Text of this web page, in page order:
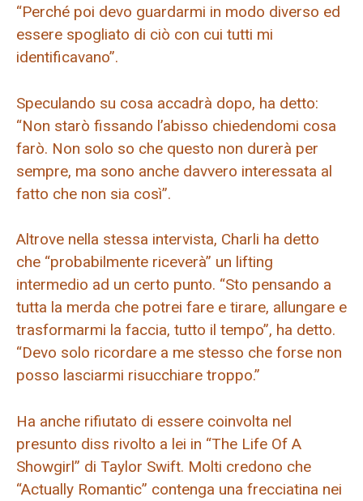
“Perché poi devo guardarmi in modo diverso ed
essere spogliato di ciò con cui tutti mi
identificavano”.
Speculando su cosa accadrà dopo, ha detto:
“Non starò fissando l’abisso chiedendomi cosa
farò. Non solo so che questo non durerà per
sempre, ma sono anche davvero interessata al
fatto che non sia così”.
Altrove nella stessa intervista, Charli ha detto
che “probabilmente riceverà” un lifting
intermedio ad un certo punto. “Sto pensando a
tutta la merda che potrei fare e tirare, allungare e
trasformarmi la faccia, tutto il tempo”, ha detto.
“Devo solo ricordare a me stesso che forse non
posso lasciarmi risucchiare troppo.”
Ha anche rifiutato di essere coinvolta nel
presunto diss rivolto a lei in “The Life Of A
Showgirl” di Taylor Swift. Molti credono che
“Actually Romantic” contenga una frecciatina nei